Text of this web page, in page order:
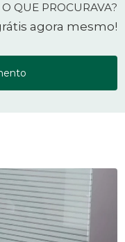
QUE PROCURAVA?
agora mesmo!